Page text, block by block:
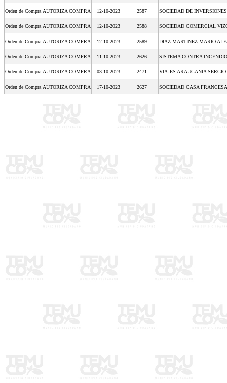
Orden de Compra AUTORIZA COMPRA 12-10-2023 2587 SOCIEDAD DE
Orden de Compra AUTORIZA COMPRA 12-10-2023 2588 SOCIEDAD COMERCIAL
Orden de Compra AUTORIZA COMPRA 12-10-2023 2589 DIAZ MARTINEZ MARIO
Orden de Compra AUTORIZA COMPRA 11-10-2023 2626 SISTEMA CONTRA
Orden de Compra AUTORIZA COMPRA 03-10-2023 2471 VIAJES ARAUCANIA
Orden de Compra AUTORIZA COMPRA 17-10-2023 2627 SOCIEDAD CASA